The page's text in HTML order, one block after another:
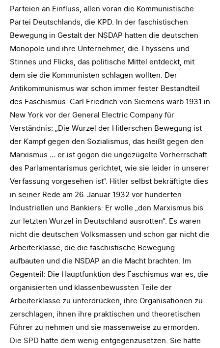
Parteien an Einfluss, allen voran die Kommunistische
Partei Deutschlands, die KPD. In der faschistischen
Bewegung in Gestalt der NSDAP hatten die deutschen
Monopole und ihre Unternehmer, die Thyssens und
Stinnes und Flicks, das politische Mittel entdeckt, mit
dem sie die Kommunisten schlagen wollten. Der
Antikommunismus war schon immer fester Bestandteil
des Faschismus. Carl Friedrich von Siemens warb 1931 in
New York vor der General Electric Company für
Verständnis: „Die Wurzel der Hitlerschen Bewegung ist
der Kampf gegen den Sozialismus, das heißt gegen den
Marxismus … er ist gegen die ungezügelte Vorherrschaft
des Parlamentarismus gerichtet, wie sie leider in unserer
Verfassung vorgesehen ist“. Hitler selbst bekräftigte dies
in seiner Rede am 26. Januar 1932 vor hunderten
Industriellen und Bankiers: Er wolle „den Marxismus bis
zur letzten Wurzel in Deutschland ausrotten“. Es waren
nicht die deutschen Volksmassen und schon gar nicht die
Arbeiterklasse, die die faschistische Bewegung
aufbauten und die NSDAP an die Macht brachten. Im
Gegenteil: Die Hauptfunktion des Faschismus war es, die
organisierten und klassenbewussten Teile der
Arbeiterklasse zu unterdrücken, ihre Organisationen zu
zerschlagen, ihnen ihre praktischen und theoretischen
Führer zu nehmen und sie massenweise zu ermorden.
Die SPD hatte dem wenig entgegenzusetzen. Sie hatte